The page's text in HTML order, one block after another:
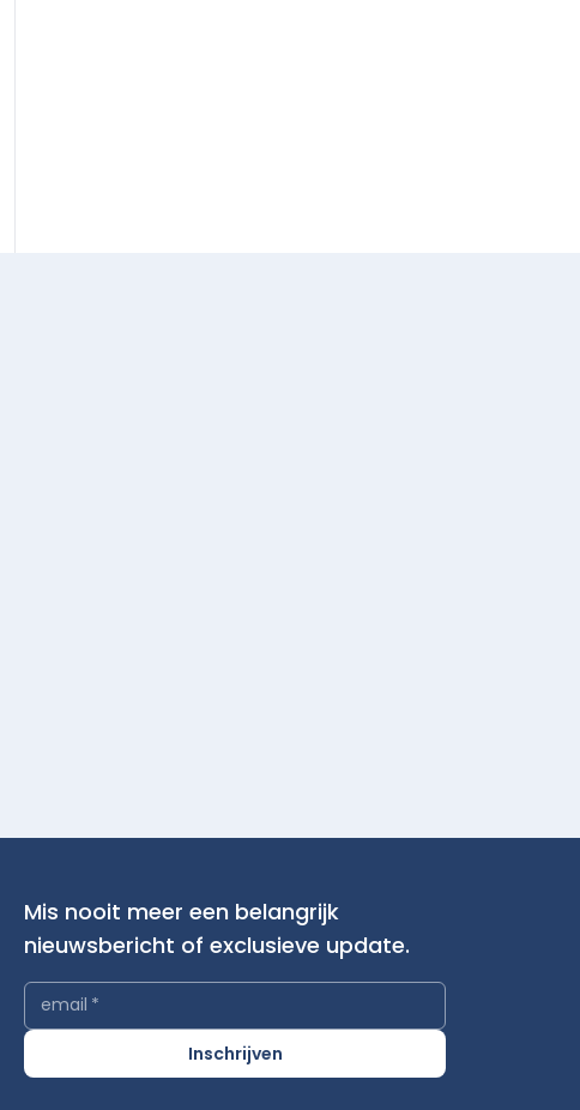
Mis nooit meer een belangrijk
nieuwsbericht of exclusieve update.
email *
Inschrijven